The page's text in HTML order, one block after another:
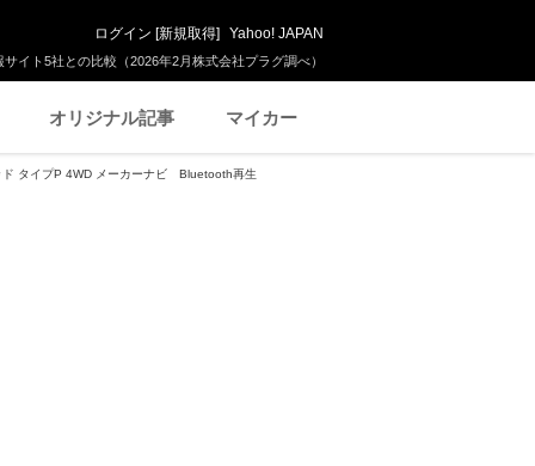
イト5社との比較（2026年2月株式会社プラグ調べ）
ログイン [新規取得] Yahoo! JAPAN
オリジナル記事 マイカー
タイプP 4WD メーカーナビ Bluetooth再生